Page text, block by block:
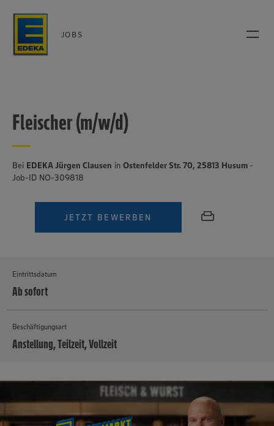
JOBS
Fleischer (m/w/d)
Bei EDEKA Jürgen Clausen in Ostenfelder Str. 70, 25813 Husum -
Job-ID NO-309818
JETZT BEWERBEN
Eintrittsdatum
Ab sofort
Beschäftigungsart
Anstellung, Teilzeit, Vollzeit